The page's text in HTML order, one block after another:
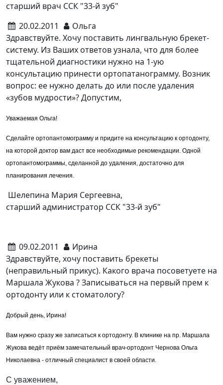
старший врач ССК "33-й зуб"
20.02.2011
Ольга
Здравствуйте. Хочу поставить лингвальную брекет-
систему. Из Ваших ответов узнала, что для более
тщательной диагностики нужно на 1-ую
консультацию принести ортопатанограмму. Возник
вопрос: ее нужно делать до или после удаления
«зубов мудрости»? Допустим,
Уважаемая Ольга!
Сделайте ортопантомограмму и придите на консультацию к ортодонту,
на которой доктор вам даст все необходимые рекомендации. Одной
ортопантомограммы, сделанной до удаления, достаточно для
планирования лечения.
Шелепина Мария Сергеевна,
старший администратор ССК "33-й зуб"
09.02.2011
Ирина
Здравствуйте, хочу поставить брекеты
(неправильный прикус). Какого врача посоветуете на
Маршала Жукова ? Записываться на первый прем к
ортодонту или к стоматологу?
Добрый день, Ирина!
Вам нужно сразу же записаться к ортодонту. В клинике на пр. Маршала
Жукова ведёт приём замечательный врач-ортодонт Чернова Ольга
Николаевна - отличный специалист в своей области.
С уважением,